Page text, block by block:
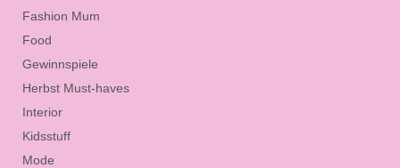
Fashion Mum
Food
Gewinnspiele
Herbst Must-haves
Interior
Kidsstuff
Mode